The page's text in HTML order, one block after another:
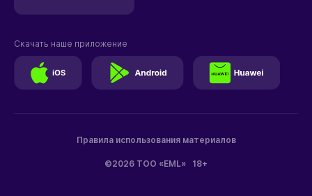
©2026 ТОО «EML» 18+
Правила использования материалов
Скачать наше приложение